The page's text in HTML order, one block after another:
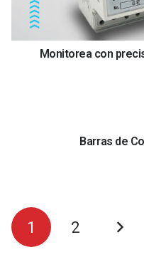
Monitorea con
Barras de
1 2